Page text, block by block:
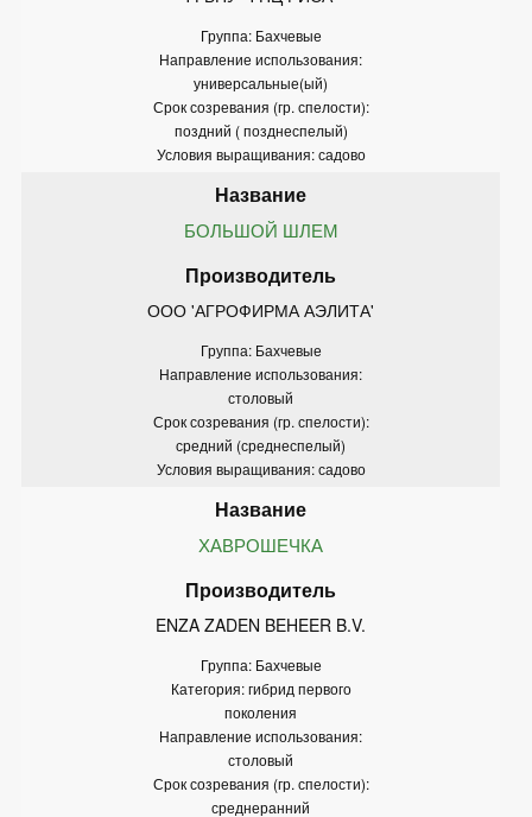
Группа: Бахчевые
Направление использования:
универсальные(ый)
Срок созревания (гр. спелости):
поздний ( позднеспелый)
Условия выращивания: садово
БОЛЬШОЙ ШЛЕМ
ООО 'АГРОФИРМА АЭЛИТА'
Группа: Бахчевые
Направление использования:
столовый
Срок созревания (гр. спелости):
средний (среднеспелый)
Условия выращивания: садово
ХАВРОШЕЧКА
ENZA ZADEN BEHEER B.V.
Группа: Бахчевые
Категория: гибрид первого
поколения
Направление использования:
столовый
Срок созревания (гр. спелости):
среднеранний